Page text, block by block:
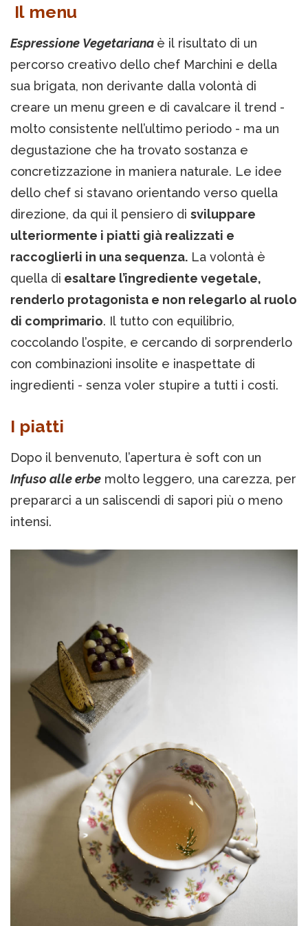
Il menu
Espressione Vegetariana è il risultato di un
percorso creativo dello chef Marchini e della
sua brigata, non derivante dalla volontà di
creare un menu green e di cavalcare il trend -
molto consistente nell’ultimo periodo - ma un
degustazione che ha trovato sostanza e
concretizzazione in maniera naturale. Le idee
dello chef si stavano orientando verso quella
direzione, da qui il pensiero di sviluppare
ulteriormente i piatti già realizzati e
raccoglierli in una sequenza. La volontà è
quella di esaltare l’ingrediente vegetale,
renderlo protagonista e non relegarlo al ruolo
di comprimario. Il tutto con equilibrio,
coccolando l’ospite, e cercando di sorprenderlo
con combinazioni insolite e inaspettate di
ingredienti - senza voler stupire a tutti i costi.
I piatti
Dopo il benvenuto, l’apertura è soft con un
Infuso alle erbe molto leggero, una carezza, per
prepararci a un saliscendi di sapori più o meno
intensi.